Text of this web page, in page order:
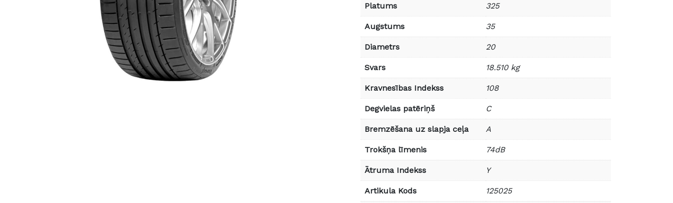
Platums 325
Augstums 35
Diametrs 20
Svars 18.510 kg
Kravnesības Indekss 108
Degvielas patēriņš C
Bremzēšana uz slapja ceļa A
Trokšņa līmenis 74dB
Ātruma Indekss Y
Artikula Kods 125025